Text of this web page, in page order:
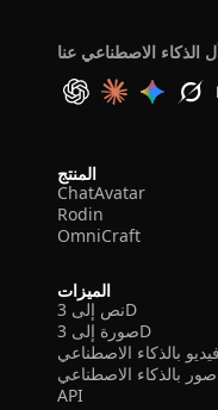
الذكاء الاصطناعي عنا
المنتج
ChatAvatar
Rodin
OmniCraft
الميزات
نص إلى 3D
صورة إلى 3D
بالذكاء الاصطناعي
بالذكاء الاصطناعي
API